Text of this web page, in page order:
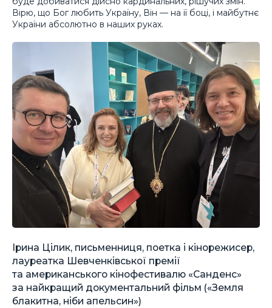
Вірю, що Бог любить Україну, Він — на її боці, і майбутнє
України абсолютно в наших руках.
Ірина Цілик, письменниця, поетка і кінорежисер,
лауреатка Шевченківської премії
та американського кінофестивалю «Санденс»
за найкращий документальний фільм («Земля
блакитна, ніби апельсин»)